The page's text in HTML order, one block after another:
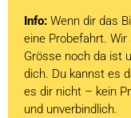
Info: Wenn dir das
eine Probefahrt.
Grösse noch da ist
dich. Du kannst es
es dir nicht – kein
und unverbindlich.